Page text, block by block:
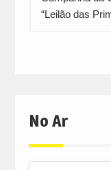
“Leilão das
No Ar